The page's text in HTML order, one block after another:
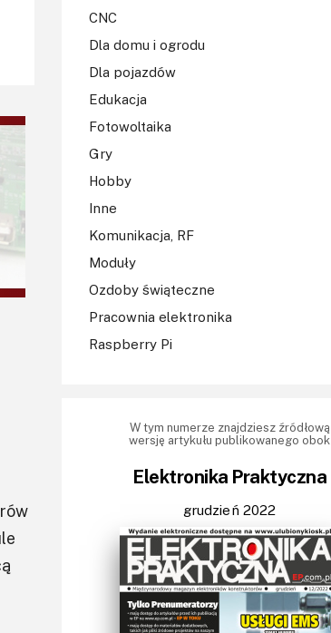
CNC
Dla domu i ogrodu
Dla pojazdów
Edukacja
Fotowoltaika
Gry
Hobby
Inne
Komunikacja, RF
Moduły
Ozdoby świąteczne
Pracownia elektronika
Raspberry Pi
Sterowniki (kontrolery)
Światło
Technika μP, μC, PLD
Termometry i termostaty
Zasilanie/Moc
Zdalne sterowanie
Zegary, timery
W tym numerze znajdziesz źródłową
wersję artykułu publikowanego obok
Elektronika Praktyczna
grudzień 2022